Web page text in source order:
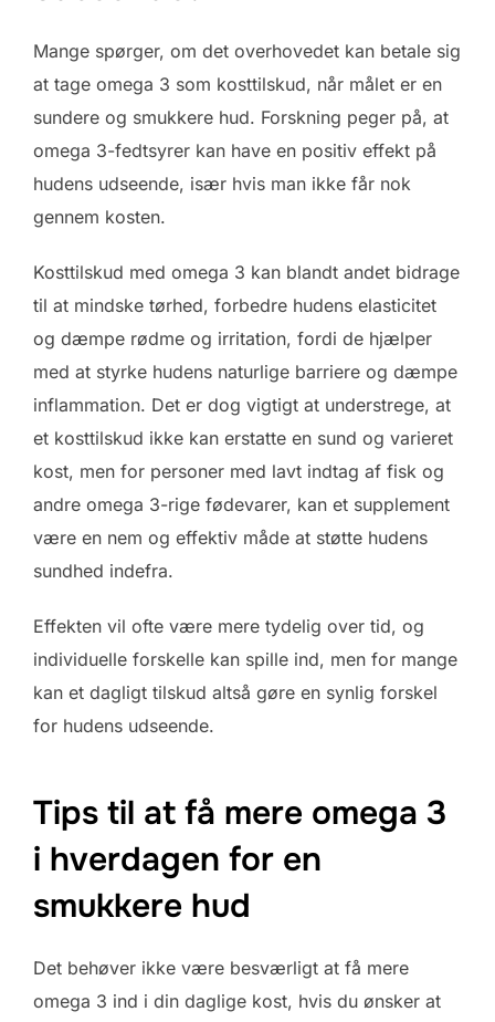
Mange spørger, om det overhovedet kan betale sig
at tage omega 3 som kosttilskud, når målet er en
sundere og smukkere hud. Forskning peger på, at
omega 3-fedtsyrer kan have en positiv effekt på
hudens udseende, især hvis man ikke får nok
gennem kosten.
Kosttilskud med omega 3 kan blandt andet bidrage
til at mindske tørhed, forbedre hudens elasticitet
og dæmpe rødme og irritation, fordi de hjælper
med at styrke hudens naturlige barriere og dæmpe
inflammation. Det er dog vigtigt at understrege, at
et kosttilskud ikke kan erstatte en sund og varieret
kost, men for personer med lavt indtag af fisk og
andre omega 3-rige fødevarer, kan et supplement
være en nem og effektiv måde at støtte hudens
sundhed indefra.
Effekten vil ofte være mere tydelig over tid, og
individuelle forskelle kan spille ind, men for mange
kan et dagligt tilskud altså gøre en synlig forskel
for hudens udseende.
Tips til at få mere omega 3
i hverdagen for en
smukkere hud
Det behøver ikke være besværligt at få mere
omega 3 ind i din daglige kost, hvis du ønsker at